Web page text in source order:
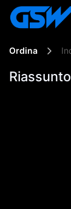
Passa al
Ordina